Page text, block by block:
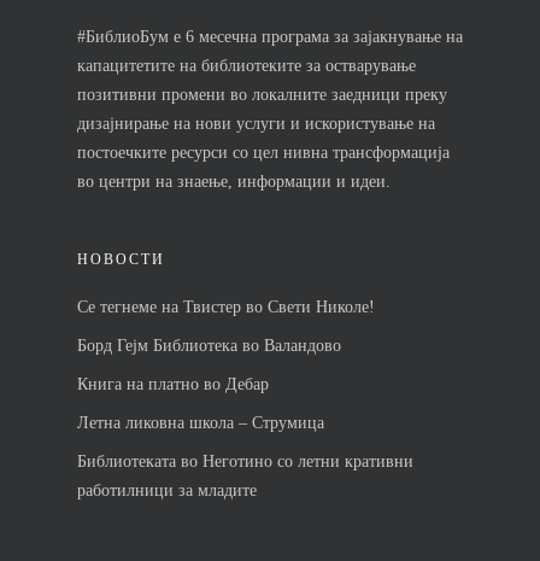
#БиблиоБум е 6 месечна програма за зајакнување на
капацитетите на библиотеките за остварување
позитивни промени во локалните заедници преку
дизајнирање на нови услуги и искористување на
постоечките ресурси со цел нивна трансформација
во центри на знаење, информации и идеи.
НОВОСТИ
Се тегнеме на Твистер во Свети Николе!
Борд Гејм Библиотека во Валандово
Книга на платно во Дебар
Летна ликовна школа – Струмица
Библиотеката во Неготино со летни кративни
работилници за младите
Контакт
Почетна
Контакт